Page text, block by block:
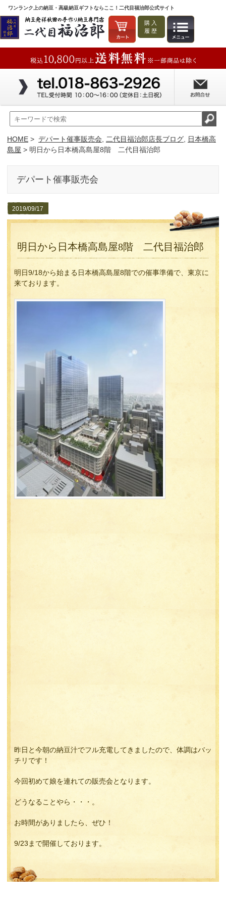
ワンランク上の納豆・高級納豆ギフトならここ！二代目福治郎公式サイト
購入
履歴
HOME > デパート催事販売会 二代目福治郎店長ブログ
日本橋高
島屋 > 明日から日本橋高島屋8階 二代目福治郎
デパート催事販売会
2019/09/17
明日から日本橋高島屋8階 二代目福治郎
明日9/18から始まる日本橋高島屋8階での催事準備で、東京に
来ております。
昨日と今朝の納豆汁でフル充電してきましたので、体調はバッ
チリです！
今回初めて娘を連れての販売会となります。
どうなることやら・・・。
お時間がありましたら、ぜひ！
9/23まで開催しております。